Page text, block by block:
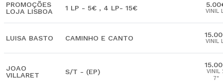
PROMOÇÕES
LOJA LISBOA
1 LP - 5€ , 4 LP- 15€ VINIL
LUISA BASTO CAMINHO E CANTO VINIL
JOAO
VILLARET
S/T - (EP)
VINIL
7"